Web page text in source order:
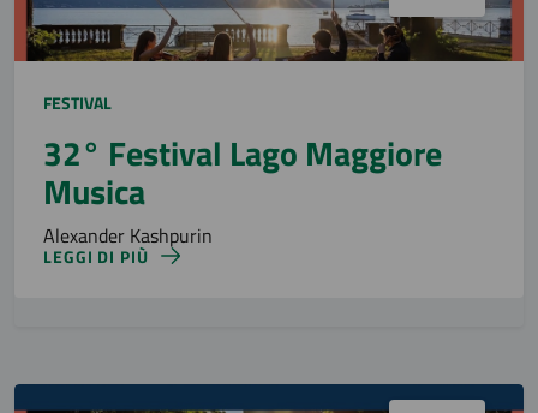
FESTIVAL
32° Festival Lago Maggiore
Musica
Alexander Kashpurin
LEGGI DI PIÙ